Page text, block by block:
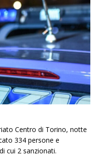
Centro di Torino, notte
334 persone e
cui 2 sanzionati.